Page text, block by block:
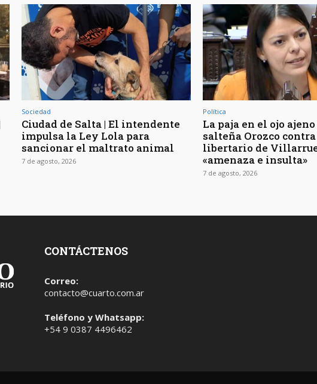
Sociedad
Ciudad de Salta | El intendente
impulsa la Ley Lola para
sancionar el maltrato animal
7 de agosto, 2026
Política
La paja en el ojo ajeno
salteña Orozco
libertario de
«amenaza e insulta»
7 de agosto, 2026
CONTÁCTENOS
Correo:
contacto@cuarto.com.ar
Teléfono y Whatsapp:
+54 9 0387 4496462